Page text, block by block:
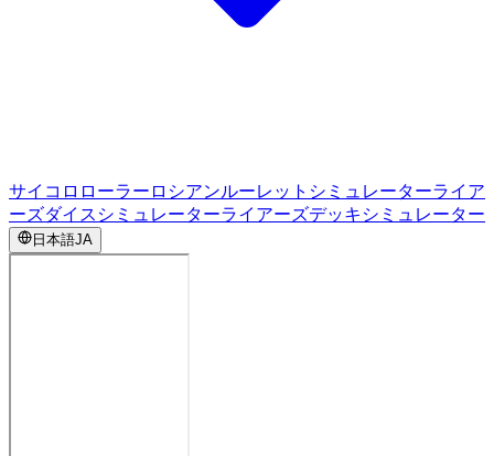
サイコロローラー ロシアンルーレットシミュレーターライア
ーズダイスシミュレーターライアーズデッキシミュレーター
日本語JA